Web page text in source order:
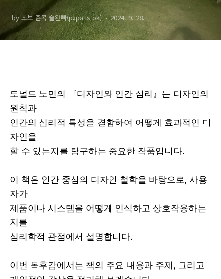
by 초보 준목 슬완빠(papa is ok) 2024. 9. 28.
도널드 노먼의 『디자인와 인간 심리』는 디자인의
원칙과
인간의 심리적 특성을 결합하여 어떻게 효과적인 디
자인을
할 수 있는지를 탐구하는 중요한 작품입니다.
이 책은 인간 중심의 디자인 철학을 바탕으로, 사용
자가
제품이나 시스템을 어떻게 인식하고 상호작용하는
지를
심리학적 관점에서 설명합니다.
이번 독후감에서는 책의 주요 내용과 주제, 그리고